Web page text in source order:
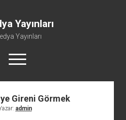
Yayınları
Yayınları
menüyü
aç
Beğeni Al
Gireni Görmek
admin